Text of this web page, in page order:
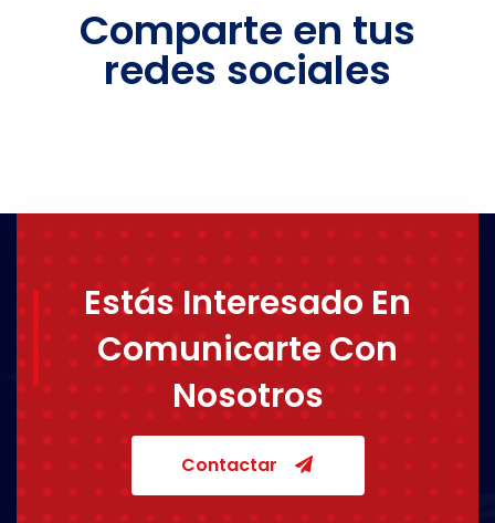
Comparte en tus
redes sociales
Estás Interesado En
Comunicarte Con
Nosotros
Contactar